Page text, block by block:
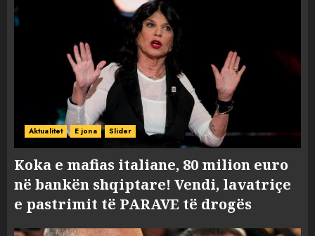
Aktualitet E jona Slider
Koka e mafias italiane, 80 milion euro
në bankën shqiptare! Vendi, lavatriçe
e pastrimit të PARAVE të drogës